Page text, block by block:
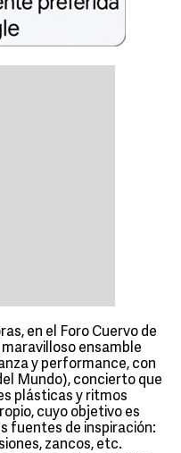
en el Foro Cuervo de
maravilloso ensamble
y performance, con
Mundo), concierto que
plásticas y ritmos
cuyo objetivo es
fuentes de inspiración:
zancos, etc.